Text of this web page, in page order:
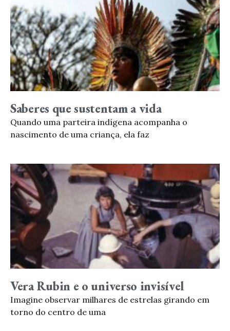
Saberes que sustentam a vida
Quando uma parteira indígena acompanha o
nascimento de uma criança, ela faz
Vera Rubin e o universo invisível
Imagine observar milhares de estrelas girando em
torno do centro de uma